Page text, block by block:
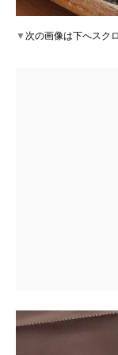
▼次の画像は下へスク